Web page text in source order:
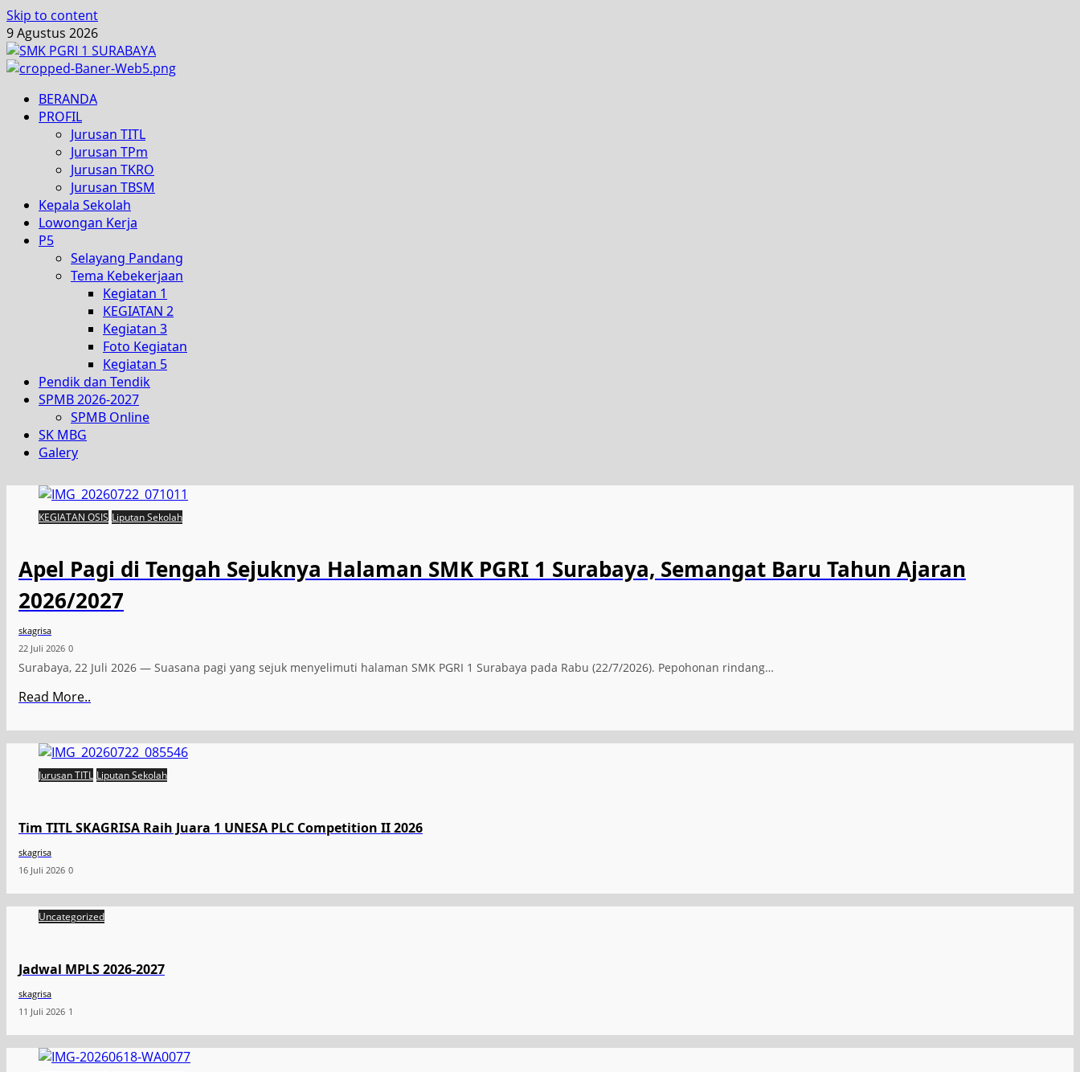
Skip to content
9 Agustus 2026
BERANDA
PROFIL
Jurusan TITL
Jurusan TPm
Jurusan TKRO
Jurusan TBSM
Kepala Sekolah
Lowongan Kerja
P5
Selayang Pandang
Tema Kebekerjaan
Kegiatan 1
KEGIATAN 2
Kegiatan 3
Foto Kegiatan
Kegiatan 5
Pendik dan Tendik
SPMB 2026-2027
SPMB Online
SK MBG
Galery
KEGIATAN OSIS Liputan Sekolah
Apel Pagi di Tengah Sejuknya Halaman SMK PGRI 1 Surabaya, Semangat Baru Tahun Ajaran
2026/2027
skagrisa
22 Juli 2026 0
Surabaya, 22 Juli 2026 — Suasana pagi yang sejuk menyelimuti halaman SMK PGRI 1 Surabaya pada Rabu (22/7/2026). Pepohonan rindang…
Read More..
Jurusan TITL Liputan Sekolah
Tim TITL SKAGRISA Raih Juara 1 UNESA PLC Competition II 2026
skagrisa
16 Juli 2026 0
Uncategorized
Jadwal MPLS 2026-2027
skagrisa
11 Juli 2026 1